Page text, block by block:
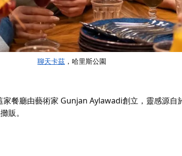
聊天卡茲 ，哈里斯公園
家餐廳由藝術家 Gunjan Aylawadi創立 ， 靈感源自
販。